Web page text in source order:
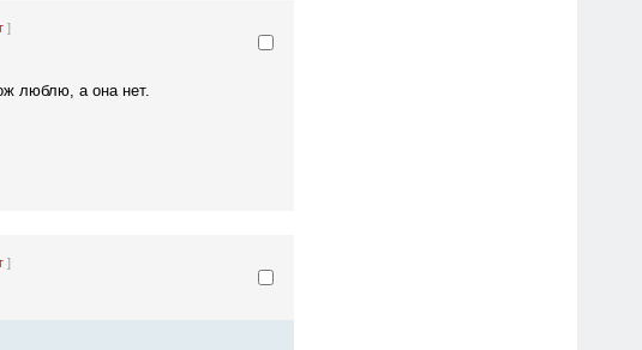
]
люблю, а она нет.
]